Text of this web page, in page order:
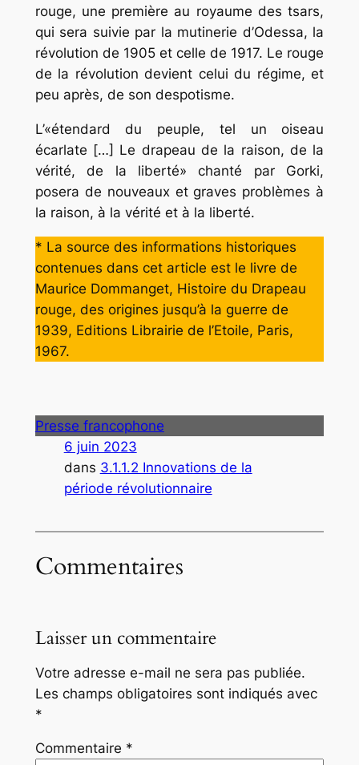
rouge, une première au royaume des tsars,
qui sera suivie par la mutinerie d’Odessa, la
révolution de 1905 et celle de 1917. Le rouge
de la révolution devient celui du régime, et
peu après, de son despotisme.
L’«étendard du peuple, tel un oiseau
écarlate […] Le drapeau de la raison, de la
vérité, de la liberté» chanté par Gorki,
posera de nouveaux et graves problèmes à
la raison, à la vérité et à la liberté.
* La source des informations historiques
contenues dans cet article est le livre de
Maurice Dommanget, Histoire du Drapeau
rouge, des origines jusqu’à la guerre de
1939, Editions Librairie de l’Etoile, Paris,
1967.
Presse francophone
6 juin 2023
dans 3.1.1.2 Innovations de la
période révolutionnaire
Commentaires
Laisser un commentaire
Votre adresse e-mail ne sera pas publiée.
Les champs obligatoires sont indiqués avec
*
Commentaire *